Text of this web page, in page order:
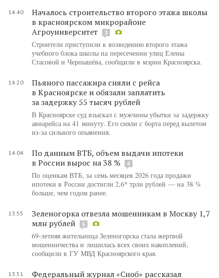
14:40
Началось строительство второго этажа школы
в красноярском микрорайоне
Агроуниверситет
3
Строители приступили к возведению второго этажа
учебного блока школы на пересечении улиц Елены
Стасовой и Чернышёва, сообщили в мэрии Красноярска.
14:20
Пьяного пассажира сняли с рейса
в Красноярске и обязали заплатить
за задержку 55 тысяч рублей
В Красноярске суд взыскал с мужчины убытки за задержку
авиарейса на 41 минуту. Его сняли с борта перед вылетом
из-за сильного опьянения.
14:04
По данным ВТБ, объем выдачи ипотеки
в России вырос на 38 %
4
По оценкам ВТБ, за семь месяцев 2026 года продажи
ипотеки в России достигли 2,6* трлн рублей — на 38 %
больше, чем годом ранее.
13:55
Зеленогорка отвезла мошенникам в Москву 1,7
млн рублей
5
69-летняя жительница Зеленогорска стала жертвой
мошенничества и лишилась всех своих накоплений,
сообщили в ГУ МВД Красноярского края.
13:51
Федеральный журнал «Сноб» рассказал